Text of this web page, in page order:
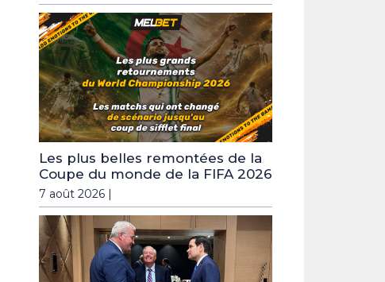
Les plus belles remontées de la
Coupe du monde de la FIFA 2026
7 août 2026 |